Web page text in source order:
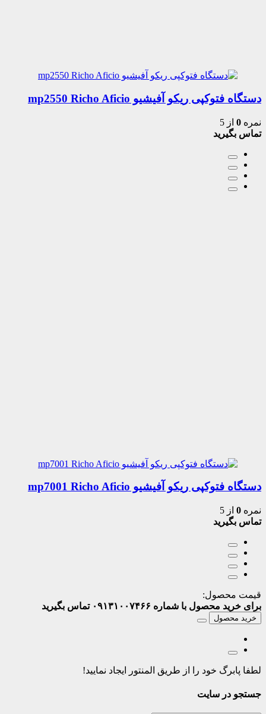
دستگاه فتوکپی ریکو آفیشیو mp2550 Richo Aficio
نمره 0 از 5
تماس بگیرید
دستگاه فتوکپی ریکو آفیشیو mp7001 Richo Aficio
نمره 0 از 5
تماس بگیرید
قیمت محصول:
برای خرید محصول با شماره ۰۹۱۳۱۰۰۷۴۶۶ تماس بگیرید
خرید محصول
لطفا پابرگ خود را از طریق المنتور ایجاد نمایید!
جستجو در سایت